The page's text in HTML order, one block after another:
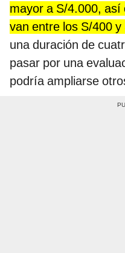
mayor a S/4.000, así
van entre los S/400 y
una duración de
pasar por una
podría ampliarse